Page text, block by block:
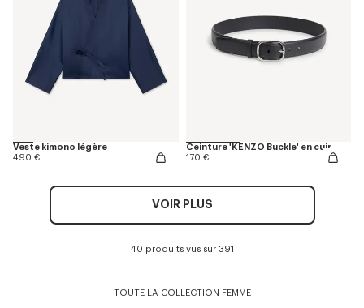
Veste kimono légère
490 €
Ceinture 'KENZO Buckle' en cuir
170 €
VOIR PLUS
40 produits vus sur 391
TOUTE LA COLLECTION FEMME